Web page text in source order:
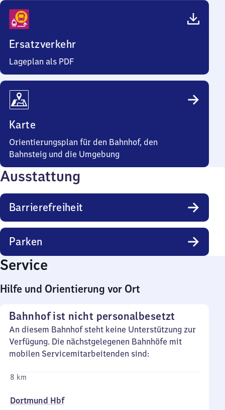
Ersatzverkehr
Lageplan als PDF
Karte
Orientierungsplan für den Bahnhof, den
Bahnsteig und die Umgebung
Ausstattung
Barrierefreiheit
Parken
Service
Hilfe und Orientierung vor Ort
Bahnhof ist nicht personalbesetzt
An diesem Bahnhof steht keine Unterstützung zur
Verfügung. Die nächstgelegenen Bahnhöfe mit
mobilen Servicemitarbeitenden sind:
8 km
Dortmund Hbf